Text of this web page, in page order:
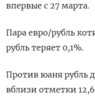
впервые с 27 марта.
Пара евро/рубль
рубль теряет 0,1%.
Против юаня рубль
вблизи отметки